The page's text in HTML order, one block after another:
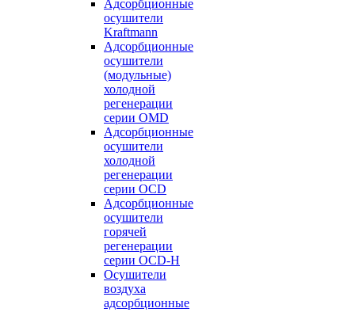
Адсорбционные
осушители
Kraftmann
Адсорбционные
осушители
(модульные)
холодной
регенерации
серии OMD
Адсорбционные
осушители
холодной
регенерации
серии OCD
Адсорбционные
осушители
горячей
регенерации
серии OСD-H
Осушители
воздуха
адсорбционные